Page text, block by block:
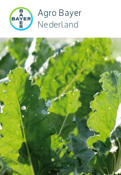
Agro Bayer
Nederland